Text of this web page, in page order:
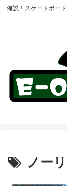
俺説！スケートボー
ノー